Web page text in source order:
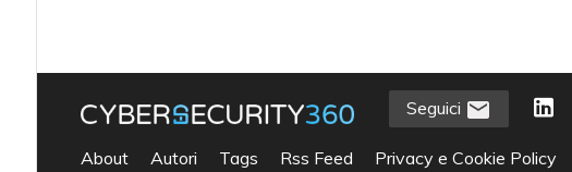
Seguici
About Autori Tags Rss Feed Privacy e Cookie Policy